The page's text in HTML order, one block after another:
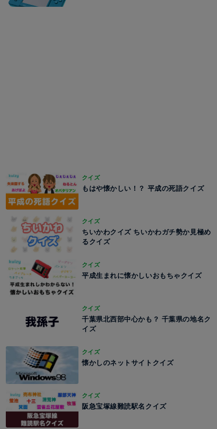
クイズ
もはや懐かしい！？ 平成の死語クイズ
クイズ
ちいかわクイズ ちいかわガチ勢か見極め
るクイズ
クイズ
平成生まれに懐かしいおもちゃクイズ
クイズ
千葉県北西部中心かも？ 千葉県の地名ク
イズ
クイズ
懐かしのネットサイトクイズ
クイズ
阪急宝塚線難読駅名クイズ